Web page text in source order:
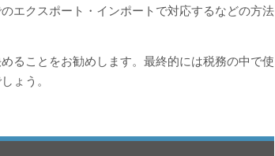
エクスポート・インポートで対応するなどの方法
ることをお勧めします。最終的には税務の中で使
ょう。